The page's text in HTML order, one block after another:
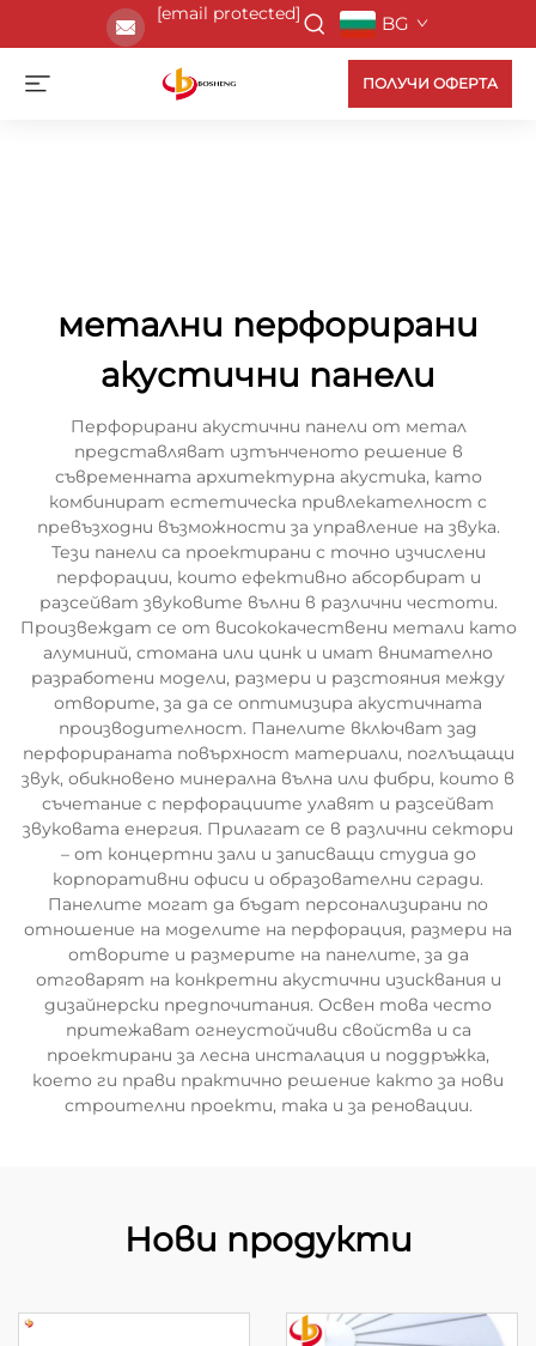
[email protected] BG
ПОЛУЧИ ОФЕРТА
метални перфорирани
акустични панели
Перфорирани акустични панели от метал
представляват изтънченото решение в
съвременната архитектурна акустика, като
комбинират естетическа привлекателност с
превъзходни възможности за управление на звука.
Тези панели са проектирани с точно изчислени
перфорации, които ефективно абсорбират и
разсейват звуковите вълни в различни честоти.
Произвеждат се от висококачествени метали като
алуминий, стомана или цинк и имат внимателно
разработени модели, размери и разстояния между
отворите, за да се оптимизира акустичната
производителност. Панелите включват зад
перфорираната повърхност материали, поглъщащи
звук, обикновено минерална вълна или фибри, които в
съчетание с перфорациите улавят и разсейват
звуковата енергия. Прилагат се в различни сектори
– от концертни зали и записващи студиа до
корпоративни офиси и образователни сгради.
Панелите могат да бъдат персонализирани по
отношение на моделите на перфорация, размери на
отворите и размерите на панелите, за да
отговарят на конкретни акустични изисквания и
дизайнерски предпочитания. Освен това често
притежават огнеустойчиви свойства и са
проектирани за лесна инсталация и поддръжка,
което ги прави практично решение както за нови
строителни проекти, така и за реновации.
Нови продукти